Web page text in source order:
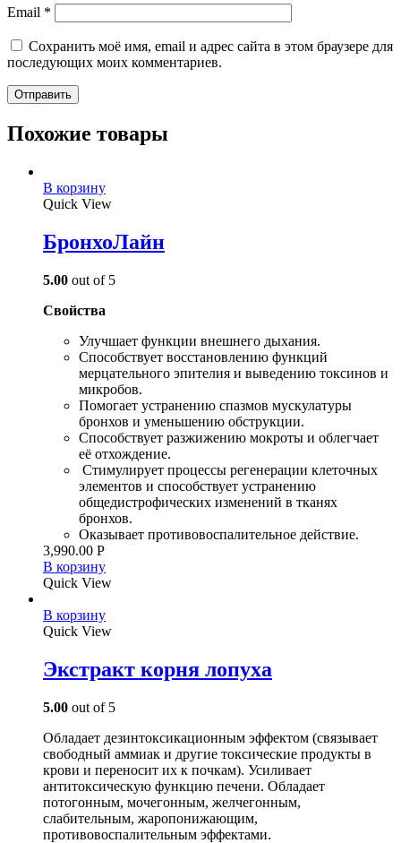
Email *
Сохранить моё имя, email и адрес сайта в этом браузере для
последующих моих комментариев.
Похожие товары
В корзину
Quick View
БронхоЛайн
5.00 out of 5
Свойства
Улучшает функции внешнего дыхания.
Способствует восстановлению функций
мерцательного эпителия и выведению токсинов и
микробов.
Помогает устранению спазмов мускулатуры
бронхов и уменьшению обструкции.
Способствует разжижению мокроты и облегчает
её отхождение.
Стимулирует процессы регенерации клеточных
элементов и способствует устранению
общедистрофических изменений в тканях
бронхов.
Оказывает противовоспалительное действие.
3,990.00 Р
В корзину
Quick View
В корзину
Quick View
Экстракт корня лопуха
5.00 out of 5
Обладает дезинтоксикационным эффектом (связывает
свободный аммиак и другие токсические продукты в
крови и переносит их к почкам). Усиливает
антитоксическую функцию печени. Обладает
потогонным, мочегонным, желчегонным,
слабительным, жаропонижающим,
противовоспалительным эффектами.